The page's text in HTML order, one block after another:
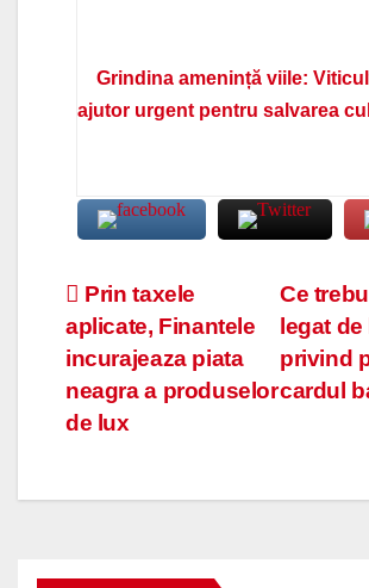
Grindina amenință viile:
ajutor urgent pentru salvarea
Navigare
în
articole
Ce
legat
privind
cardul
Prin taxele
aplicate, Finantele
incurajeaza piata
neagra a produselor
de lux